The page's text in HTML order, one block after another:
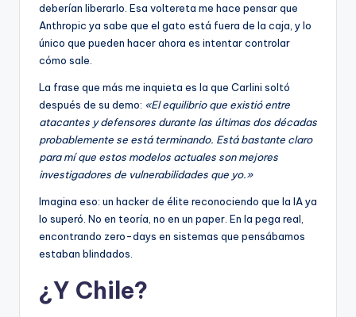
deberían liberarlo. Esa voltereta me hace pensar que
Anthropic ya sabe que el gato está fuera de la caja, y lo
único que pueden hacer ahora es intentar controlar
cómo sale.
La frase que más me inquieta es la que Carlini soltó
después de su demo: «El equilibrio que existió entre
atacantes y defensores durante las últimas dos décadas
probablemente se está terminando. Está bastante claro
para mí que estos modelos actuales son mejores
investigadores de vulnerabilidades que yo.»
Imagina eso: un hacker de élite reconociendo que la IA ya
lo superó. No en teoría, no en un paper. En la pega real,
encontrando zero-days en sistemas que pensábamos
estaban blindados.
¿Y Chile?